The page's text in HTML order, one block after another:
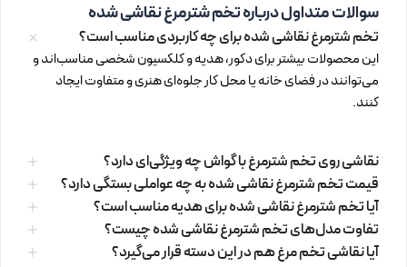
سوالات متداول درباره تخم شترمرغ نقاشی شده
تخم شترمرغ نقاشی شده برای چه کاربردی مناسب است؟
این محصولات بیشتر برای دکور، هدیه و کلکسیون شخصی مناسب‌اند و
می‌توانند در فضای خانه یا محل کار جلوه‌ای هنری و متفاوت ایجاد
کنند.
نقاشی روی تخم شترمرغ با گواش چه ویژگی‌ای دارد؟
قیمت تخم شترمرغ نقاشی شده به چه عواملی بستگی دارد؟
آیا تخم شترمرغ نقاشی شده برای هدیه مناسب است؟
تفاوت مدل‌های تخم شترمرغ نقاشی شده چیست؟
آیا نقاشی تخم مرغ هم در این دسته قرار می‌گیرد؟